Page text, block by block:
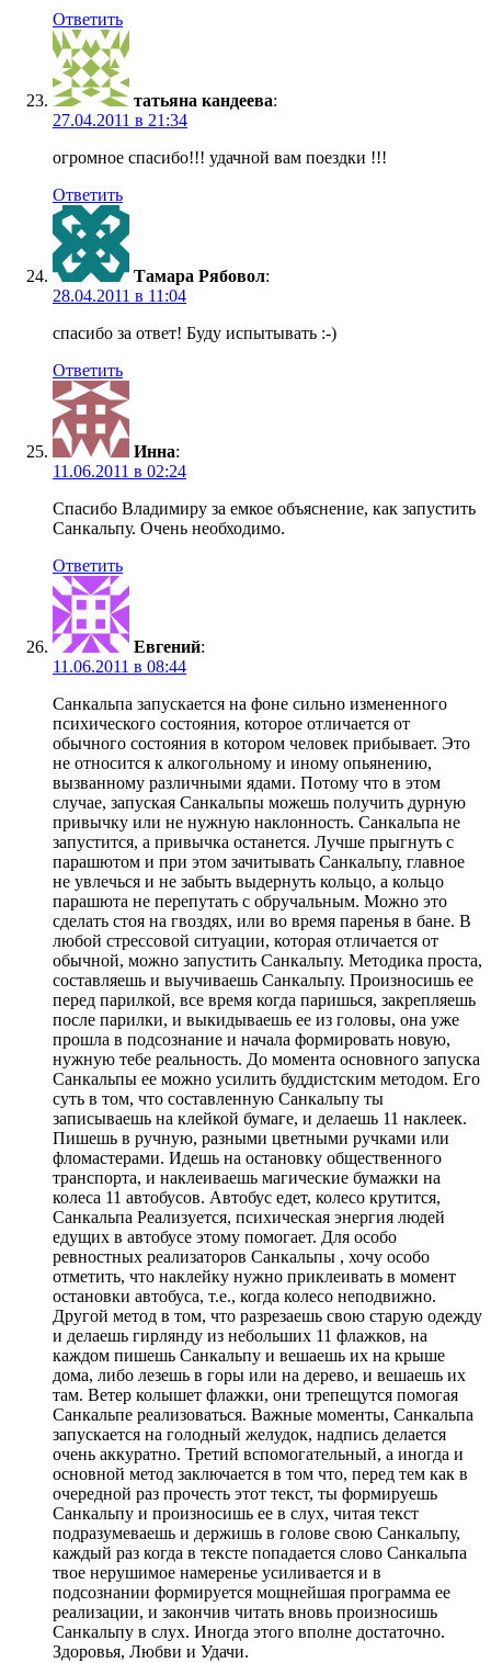
Ответить
татьяна кандеева:
27.04.2011 в 21:34
огромное спасибо!!! удачной вам поездки !!!
Ответить
Тамара Рябовол:
28.04.2011 в 11:04
спасибо за ответ! Буду испытывать :-)
Ответить
Инна:
11.06.2011 в 02:24
Спасибо Владимиру за емкое объяснение, как запустить
Санкальпу. Очень необходимо.
Ответить
Евгений:
11.06.2011 в 08:44
Санкальпа запускается на фоне сильно измененного
психического состояния, которое отличается от
обычного состояния в котором человек прибывает. Это
не относится к алкогольному и иному опьянению,
вызванному различными ядами. Потому что в этом
случае, запуская Санкальпы можешь получить дурную
привычку или не нужную наклонность. Санкальпа не
запустится, а привычка останется. Лучше прыгнуть с
парашютом и при этом зачитывать Санкальпу, главное
не увлечься и не забыть выдернуть кольцо, а кольцо
парашюта не перепутать с обручальным. Можно это
сделать стоя на гвоздях, или во время паренья в бане. В
любой стрессовой ситуации, которая отличается от
обычной, можно запустить Санкальпу. Методика проста,
составляешь и выучиваешь Санкальпу. Произносишь ее
перед парилкой, все время когда паришься, закрепляешь
после парилки, и выкидываешь ее из головы, она уже
прошла в подсознание и начала формировать новую,
нужную тебе реальность. До момента основного запуска
Санкальпы ее можно усилить буддистским методом. Его
суть в том, что составленную Санкальпу ты
записываешь на клейкой бумаге, и делаешь 11 наклеек.
Пишешь в ручную, разными цветными ручками или
фломастерами. Идешь на остановку общественного
транспорта, и наклеиваешь магические бумажки на
колеса 11 автобусов. Автобус едет, колесо крутится,
Санкальпа Реализуется, психическая энергия людей
едущих в автобусе этому помогает. Для особо
ревностных реализаторов Санкальпы , хочу особо
отметить, что наклейку нужно приклеивать в момент
остановки автобуса, т.е., когда колесо неподвижно.
Другой метод в том, что разрезаешь свою старую одежду
и делаешь гирлянду из небольших 11 флажков, на
каждом пишешь Санкальпу и вешаешь их на крыше
дома, либо лезешь в горы или на дерево, и вешаешь их
там. Ветер колышет флажки, они трепещутся помогая
Санкальпе реализоваться. Важные моменты, Санкальпа
запускается на голодный желудок, надпись делается
очень аккуратно. Третий вспомогательный, а иногда и
основной метод заключается в том что, перед тем как в
очередной раз прочесть этот текст, ты формируешь
Санкальпу и произносишь ее в слух, читая текст
подразумеваешь и держишь в голове свою Санкальпу,
каждый раз когда в тексте попадается слово Санкальпа
твое нерушимое намеренье усиливается и в
подсознании формируется мощнейшая программа ее
реализации, и закончив читать вновь произносишь
Санкальпу в слух. Иногда этого вполне достаточно.
Здоровья, Любви и Удачи.